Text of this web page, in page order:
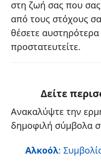
στη ζωή σας που
από τους στόχους
θέσετε αυστηρότερα
προστατευτείτε.
Δείτε
Ανακαλύψτε την
δημοφιλή σύμβολα
Αλκοόλ: